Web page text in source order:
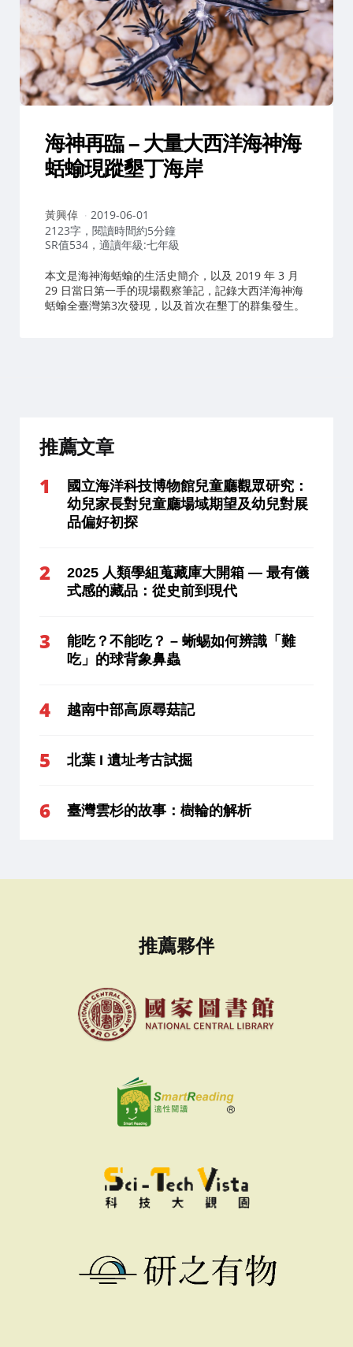
海神再臨 – 大量大西洋海神海
蛞蝓現蹤墾丁海岸
作
者：
黃興倬
2019-06-01
2123字，閱讀時間約5分鐘
SR值534，適讀年級:七年級
本文是海神海蛞蝓的生活史簡介，以及 2019 年 3 月
29 日當日第一手的現場觀察筆記，記錄大西洋海神海
蛞蝓全臺灣第3次發現，以及首次在墾丁的群集發生。
推薦文章
國立海洋科技博物館兒童廳觀眾研究：
幼兒家長對兒童廳場域期望及幼兒對展
品偏好初探
2025 人類學組蒐藏庫大開箱 — 最有儀
式感的藏品：從史前到現代
能吃？不能吃？ – 蜥蜴如何辨識「難
吃」的球背象鼻蟲
越南中部高原尋菇記
北葉 I 遺址考古試掘
臺灣雲杉的故事：樹輪的解析
推薦夥伴